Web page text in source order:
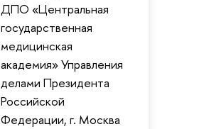
ДПО «Центральная
государственная
медицинская
академия» Управления
делами Президента
Российской
Федерации, г. Москва